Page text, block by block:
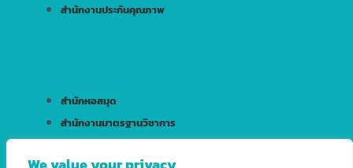
สำนักงานประกันคุณภาพ
สำนักหอสมุด
สำนักงานมาตรฐานวิชาการ
สำนักบริการเทคโนโลยีสารสนเทศ